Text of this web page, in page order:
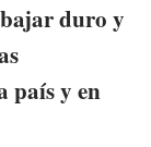
duro y
país y en